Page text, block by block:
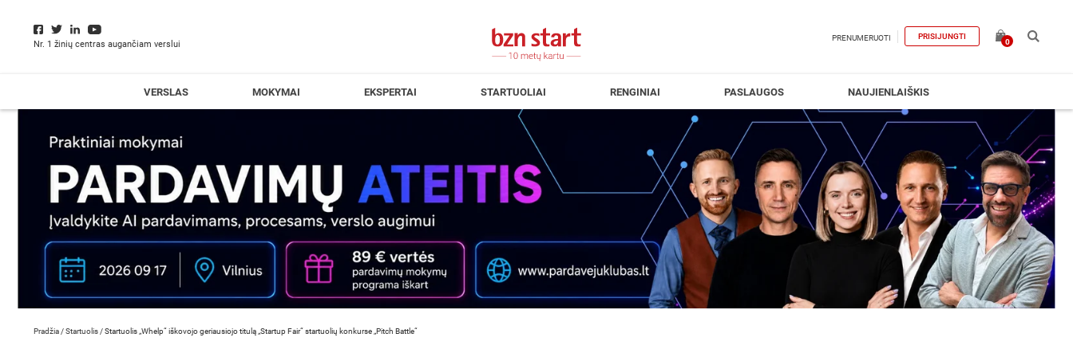
Nr. 1 žinių centras augančiam verslui
PRENUMERUOTI PRISIJUNGTI
0
VERSLAS MOKYMAI EKSPERTAI STARTUOLIAI RENGINIAI PASLAUGOS NAUJIENLAIŠKIS
Pradžia /Startuolis /Startuolis „Whelp“ iškovojo geriausiojo titulą „Startup Fair“ startuolių konkurse „Pitch Battle“